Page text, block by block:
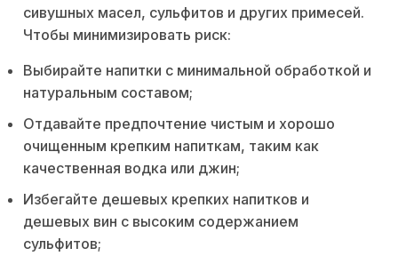
сивушных масел, сульфитов и других примесей.
Чтобы минимизировать риск:
Выбирайте напитки с минимальной обработкой и
натуральным составом;
Отдавайте предпочтение чистым и хорошо
очищенным крепким напиткам, таким как
качественная водка или джин;
Избегайте дешевых крепких напитков и
дешевых вин с высоким содержанием
сульфитов;